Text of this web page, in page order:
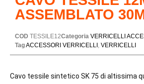
ASSEMBLATO
COD TESSILE12Categoria VERRICELLI
TagACCESSORI VERRICELLI , VERRICELLI
Cavo tessile sintetico SK 75 di altissima